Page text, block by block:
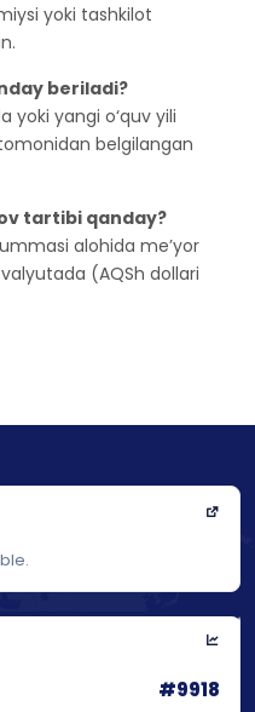
yoki tashkilot
beriladi?
yoki yangi o‘quv yili
belgilangan
tartibi qanday?
alohida me’yor
(AQSh dollari
#9918